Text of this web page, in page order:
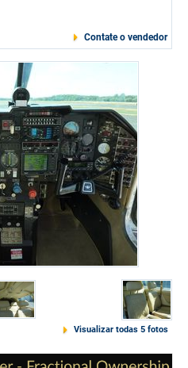
Contate o vendedor
Visualizar todas 5 fotos